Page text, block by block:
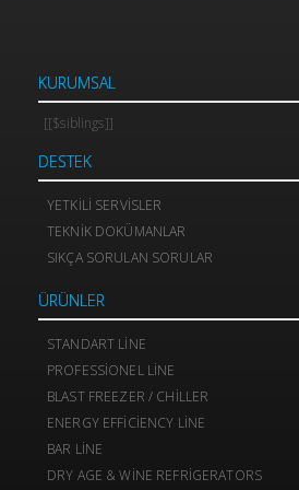
KURUMSAL
[[$siblings]]
DESTEK
YETKILI SERVISLER
TEKNIK DOKÜMANLAR
SIKÇA SORULAN SORULAR
ÜRÜNLER
STANDART LINE
PROFESSIONEL LINE
BLAST FREEZER / CHILLER
ENERGY EFFICIENCY LINE
BAR LINE
DRY AGE & WINE REFRIGERATORS